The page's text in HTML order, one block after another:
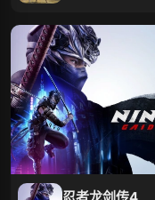
忍者龙剑传4